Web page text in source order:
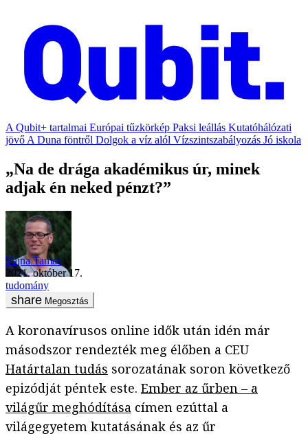
A Qubit+ tartalmai Európai tűzkörkép Paksi leállás Kutatóhálózati
jövő A Duna föntről Dolgok a víz alól Vízszintszabályozás Jó iskola
„Na de drága akadémikus úr, minek
adjak én neked pénzt?”
Vajna Tamás
2021. október 17.
tudomány
Megosztás
A koronavírusos online idők után idén már
másodszor rendezték meg élőben a CEU
Határtalan tudás sorozatának soron következő
epizódját péntek este. Ember az űrben – a
világűr meghódítása címen ezúttal a
világegyetem kutatásának és az űr